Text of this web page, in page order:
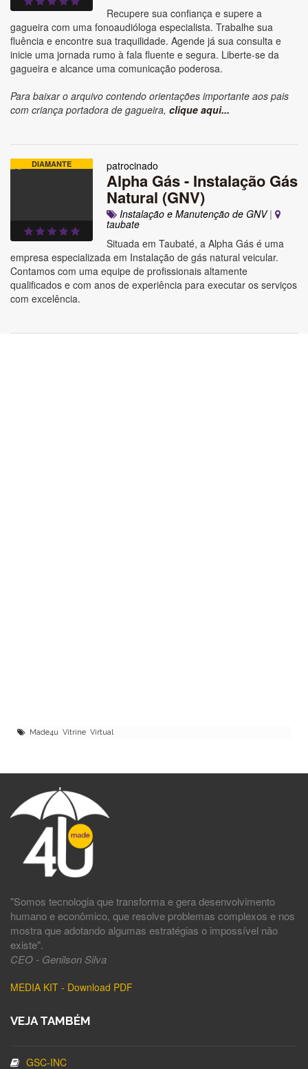
Recupere sua confiança e supere a
gagueira com uma fonoaudióloga especialista. Trabalhe sua
fluência e encontre sua traquilidade. Agende já sua consulta e
inicie uma jornada rumo à fala fluente e segura. Liberte-se da
gagueira e alcance uma comunicação poderosa.
Para baixar o arquivo contendo orientações importante aos pais
com criança portadora de gagueira, clique aqui...
DIAMANTE patrocinado
Alpha Gás - Instalação Gás
Natural (GNV)
Instalação e Manutenção de GNV|
taubate
Situada em Taubaté, a Alpha Gás é uma
empresa especializada em Instalação de gás natural veicular.
Contamos com uma equipe de profissionais altamente
qualificados e com anos de experiência para executar os serviços
com excelência.
Made4u Vitrine Virtual
"Somos tecnologia que transforma e gera desenvolvimento
humano e econômico, que resolve problemas complexos e nos
mostra que adotando algumas estratégias o impossível não
existe".
CEO - Genilson Silva
MEDIA KIT - Download PDF
VEJA TAMBÉM
GSC-INC